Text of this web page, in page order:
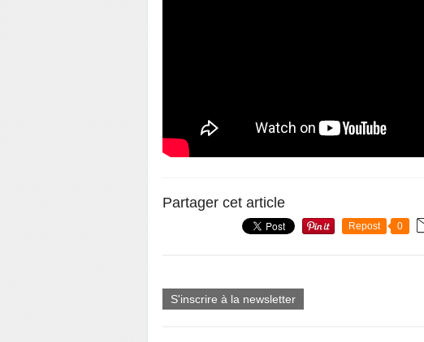
Partager cet article
Repost 0
S'inscrire à la newsletter